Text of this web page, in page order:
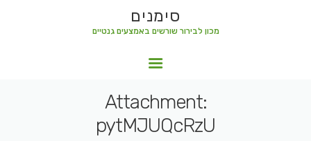
סימנים
מכון לבירור שורשים באמצעים גנטיים
Attachment:
pytMJUQcRzU
מכון לבירור שורשים באמצעים גנטיים